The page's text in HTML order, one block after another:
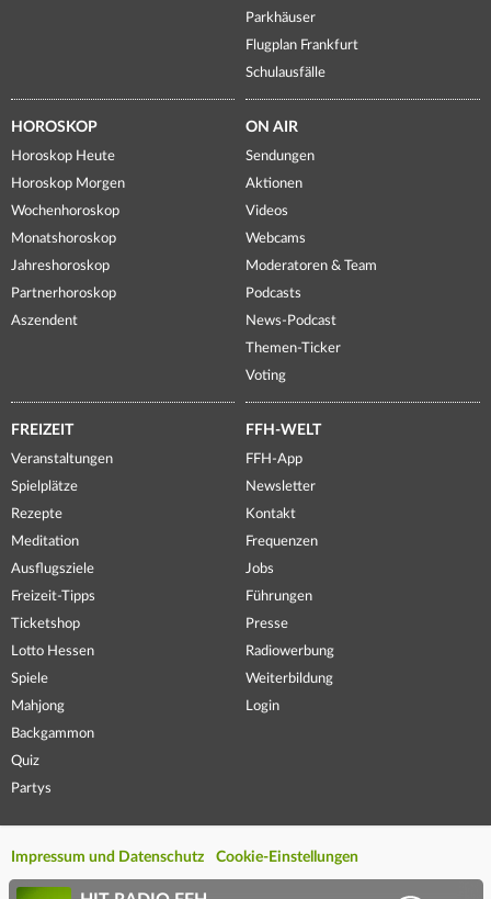
Parkhäuser
Flugplan Frankfurt
Schulausfälle
HOROSKOP
Horoskop Heute
Horoskop Morgen
Wochenhoroskop
Monatshoroskop
Jahreshoroskop
Partnerhoroskop
Aszendent
ON AIR
Sendungen
Aktionen
Videos
Webcams
Moderatoren & Team
Podcasts
News-Podcast
Themen-Ticker
Voting
FREIZEIT
Veranstaltungen
Spielplätze
Rezepte
Meditation
Ausflugsziele
Freizeit-Tipps
Ticketshop
Lotto Hessen
Spiele
Mahjong
Backgammon
Quiz
Partys
FFH-WELT
FFH-App
Newsletter
Kontakt
Frequenzen
Jobs
Führungen
Presse
Radiowerbung
Weiterbildung
Login
Impressum und Datenschutz Cookie-Einstellungen